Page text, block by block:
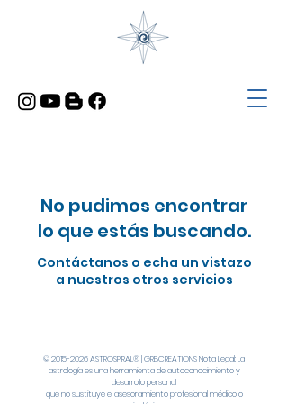
No pudimos encontrar
lo que estás buscando.
Contáctanos o echa un vistazo
a nuestros otros servicios
©2015-2026ASTROSPIRAL® | GRBCREATIONS Nota Legal: La
astrología es una herramienta de autoconocimiento y
desarrollo personal
que no sustituye el asesoramiento profesional médico o